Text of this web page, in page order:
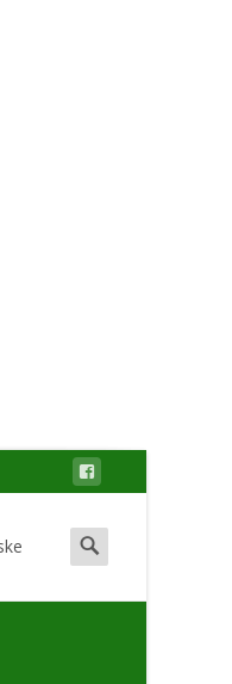
Search
for: